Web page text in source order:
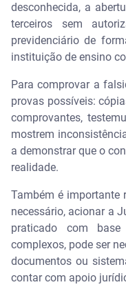
desconhecida, a
terceiros sem
previdenciário de
instituição de ensino
Para comprovar a
provas possíveis:
comprovantes,
mostrem
a demonstrar que o
realidade.
Também é importante
necessário, acionar a
praticado com
complexos, pode ser
documentos ou
contar com apoio